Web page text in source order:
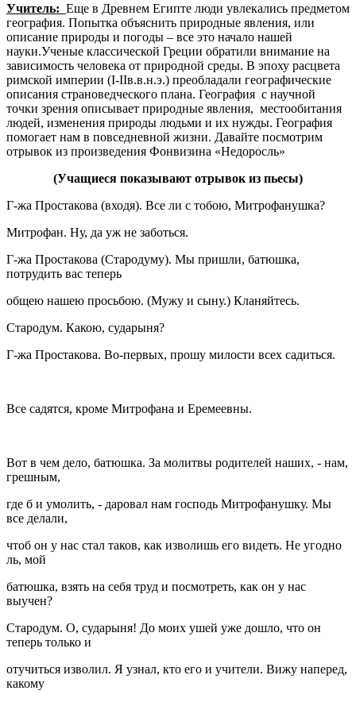
Учитель: Еще в Древнем Египте люди увлекались предметом
география. Попытка объяснить природные явления, или
описание природы и погоды – все это начало нашей
науки.Ученые классической Греции обратили внимание на
зависимость человека от природной среды. В эпоху расцвета
римской империи (I-IIв.в.н.э.) преобладали географические
описания страноведческого плана. География с научной
точки зрения описывает природные явления, местообитания
людей, изменения природы людьми и их нужды. География
помогает нам в повседневной жизни. Давайте посмотрим
отрывок из произведения Фонвизина «Недоросль»
(Учащиеся показывают отрывок из пьесы)
Г-жа Простакова (входя). Все ли с тобою, Митрофанушка?
Митрофан. Ну, да уж не заботься.
Г-жа Простакова (Стародуму). Мы пришли, батюшка,
потрудить вас теперь
общею нашею просьбою. (Мужу и сыну.) Кланяйтесь.
Стародум. Какою, сударыня?
Г-жа Простакова. Во-первых, прошу милости всех садиться.
Все садятся, кроме Митрофана и Еремеевны.
Вот в чем дело, батюшка. За молитвы родителей наших, - нам,
грешным,
где б и умолить, - даровал нам господь Митрофанушку. Мы
все делали,
чтоб он у нас стал таков, как изволишь его видеть. Не угодно
ль, мой
батюшка, взять на себя труд и посмотреть, как он у нас
выучен?
Стародум. О, сударыня! До моих ушей уже дошло, что он
теперь только и
отучиться изволил. Я узнал, кто его и учители. Вижу наперед,
какому